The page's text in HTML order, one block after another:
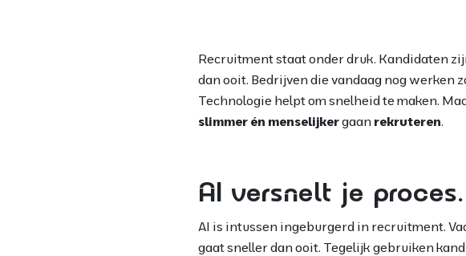
Recruitment staat onder druk. Kandidaten
dan ooit. Bedrijven die vandaag nog werken
Technologie helpt om snelheid te maken.
slimmer én menselijkergaan rekruteren.
AI versnelt je
AI is intussen ingeburgerd in recruitment.
gaat sneller dan ooit. Tegelijk gebruiken